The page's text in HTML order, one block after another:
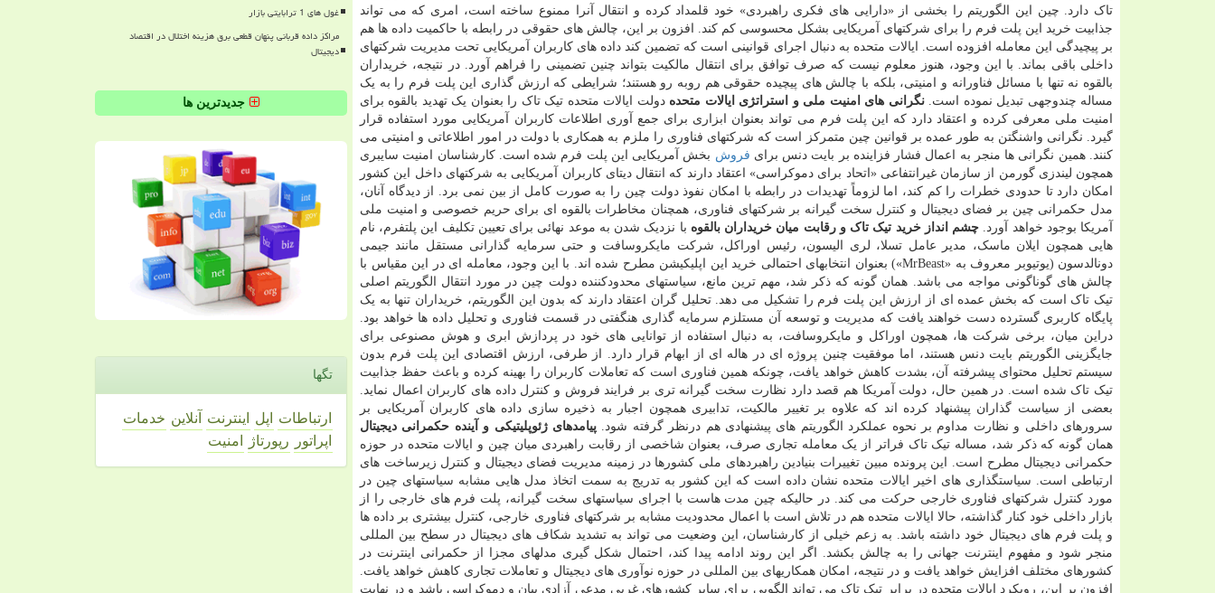
تاک دارد. چین این الگوریتم را بخشی از «دارایی های فکری راهبردی» خود قلمداد کرده و انتقال آنرا ممنوع ساخته است، امری که می تواند
جذابیت خرید این پلت فرم را برای شرکتهای آمریکایی بشکل محسوسی کم کند. افزون بر این، چالش های حقوقی در رابطه با حاکمیت داده ها هم
بر پیچیدگی این معامله افزوده است. ایالات متحده به دنبال اجرای قوانینی است که تضمین کند داده های کاربران آمریکایی تحت مدیریت شرکتهای
داخلی باقی بماند. با این وجود، هنوز معلوم نیست که صرف توافق برای انتقال مالکیت بتواند چنین تضمینی را فراهم آورد. در نتیجه، خریداران
بالقوه نه تنها با مسائل فناورانه و امنیتی، بلکه با چالش های پیچیده حقوقی هم روبه رو هستند؛ شرایطی که ارزش گذاری این پلت فرم را به یک
مساله چندوجهی تبدیل نموده است.نگرانی های امنیت ملی و استراتژی ایالات متحده دولت ایالات متحده تیک تاک را بعنوان یک تهدید بالقوه برای
امنیت ملی معرفی کرده و اعتقاد دارد که این پلت فرم می تواند بعنوان ابزاری برای جمع آوری اطلاعات کاربران آمریکایی مورد استفاده قرار
گیرد. نگرانی واشنگتن به طور عمده بر قوانین چین متمرکز است که شرکتهای فناوری را ملزم به همکاری با دولت در امور اطلاعاتی و امنیتی می
کنند. همین نگرانی ها منجر به اعمال فشار فزاینده بر بایت دنس برای فروش بخش آمریکایی این پلت فرم شده است. کارشناسان امنیت سایبری
همچون لیندزی گورمن از سازمان غیرانتفاعی «اتحاد برای دموکراسی» اعتقاد دارند که انتقال دیتای کاربران آمریکایی به شرکتهای داخل این کشور
امکان دارد تا حدودی خطرات را کم کند، اما لزوماً تهدیدات در رابطه با امکان نفوذ دولت چین را به صورت کامل از بین نمی برد. از دیدگاه آنان،
مدل حکمرانی چین بر فضای دیجیتال و کنترل سخت گیرانه بر شرکتهای فناوری، همچنان مخاطرات بالقوه ای برای حریم خصوصی و امنیت ملی
آمریکا بوجود خواهد آورد. چشم انداز خرید تیک تاک و رقابت میان خریداران بالقوه با نزدیک شدن به موعد نهائی برای تعیین تکلیف این پلتفرم، نام
هایی همچون ایلان ماسک، مدیر عامل تسلا، لری الیسون، رئیس اوراکل، شرکت مایکروسافت و حتی سرمایه گذارانی مستقل مانند جیمی
دونالدسون (یوتیوبر معروف به «MrBeast») بعنوان انتخابهای احتمالی خرید این اپلیکیشن مطرح شده اند. با این وجود، معامله ای در این مقیاس با
چالش های گوناگونی مواجه می باشد. همان گونه که ذکر شد، مهم ترین مانع، سیاستهای محدودکننده دولت چین در مورد انتقال الگوریتم اصلی
تیک تاک است که بخش عمده ای از ارزش این پلت فرم را تشکیل می دهد. تحلیل گران اعتقاد دارند که بدون این الگوریتم، خریداران تنها به یک
پایگاه کاربری گسترده دست خواهند یافت که مدیریت و توسعه آن مستلزم سرمایه گذاری هنگفتی در قسمت فناوری و تحلیل داده ها خواهد بود.
دراین میان، برخی شرکت ها، همچون اوراکل و مایکروسافت، به دنبال استفاده از توانایی های خود در پردازش ابری و هوش مصنوعی برای
جایگزینی الگوریتم بایت دنس هستند، اما موفقیت چنین پروژه ای در هاله ای از ابهام قرار دارد. از طرفی، ارزش اقتصادی این پلت فرم بدون
سیستم تحلیل محتوای پیشرفته آن، بشدت کاهش خواهد یافت، چونکه همین فناوری است که تعاملات کاربران را بهینه کرده و باعث حفظ جذابیت
تیک تاک شده است. در همین حال، دولت آمریکا هم قصد دارد نظارت سخت گیرانه تری بر فرایند فروش و کنترل داده های کاربران اعمال نماید.
بعضی از سیاست گذاران پیشنهاد کرده اند که علاوه بر تغییر مالکیت، تدابیری همچون اجبار به ذخیره سازی داده های کاربران آمریکایی بر
سرورهای داخلی و نظارت مداوم بر نحوه عملکرد الگوریتم های پیشنهادی هم درنظر گرفته شود. پیامدهای ژئوپلیتیکی و آینده حکمرانی دیجیتال
همان گونه که ذکر شد، مساله تیک تاک فراتر از یک معامله تجاری صرف، بعنوان شاخصی از رقابت راهبردی میان چین و ایالات متحده در حوزه
حکمرانی دیجیتال مطرح است. این پرونده مبین تغییرات بنیادین راهبردهای ملی کشورها در زمینه مدیریت فضای دیجیتال و کنترل زیرساخت های
ارتباطی است. سیاستگذاری های اخیر ایالات متحده نشان داده است که این کشور به تدریج به سمت اتخاذ مدل هایی مشابه سیاستهای چین در
مورد کنترل شرکتهای فناوری خارجی حرکت می کند. در حالیکه چین مدت هاست با اجرای سیاستهای سخت گیرانه، پلت فرم های خارجی را از
بازار داخلی خود کنار گذاشته، حالا ایالات متحده هم در تلاش است با اعمال محدودیت مشابه بر شرکتهای فناوری خارجی، کنترل بیشتری بر داده ها
و پلت فرم های دیجیتال خود داشته باشد. به زعم خیلی از کارشناسان، این وضعیت می تواند به تشدید شکاف های دیجیتال در سطح بین المللی
منجر شود و مفهوم اینترنت جهانی را به چالش بکشد. اگر این روند ادامه پیدا کند، احتمال شکل گیری مدلهای مجزا از حکمرانی اینترنت در
کشورهای مختلف افزایش خواهد یافت و در نتیجه، امکان همکاریهای بین المللی در حوزه نوآوری های دیجیتال و تعاملات تجاری کاهش خواهد یافت.
افزون بر این، رویکرد ایالات متحده در برابر تیک تاک می تواند الگویی برای سایر کشورهای غربی مدعی آزادی بیان و دموکراسی باشد و در نهایت
غول های 1 ترابایتی بازار
مراکز داده قربانی پنهان قطعی برق هزینه اختلال در اقتصاد
دیجیتال
جدیدترین ها
تگها
ارتباطات اپل اینترنت آنلاین خدمات
اپراتور
رپورتاژ امنیت